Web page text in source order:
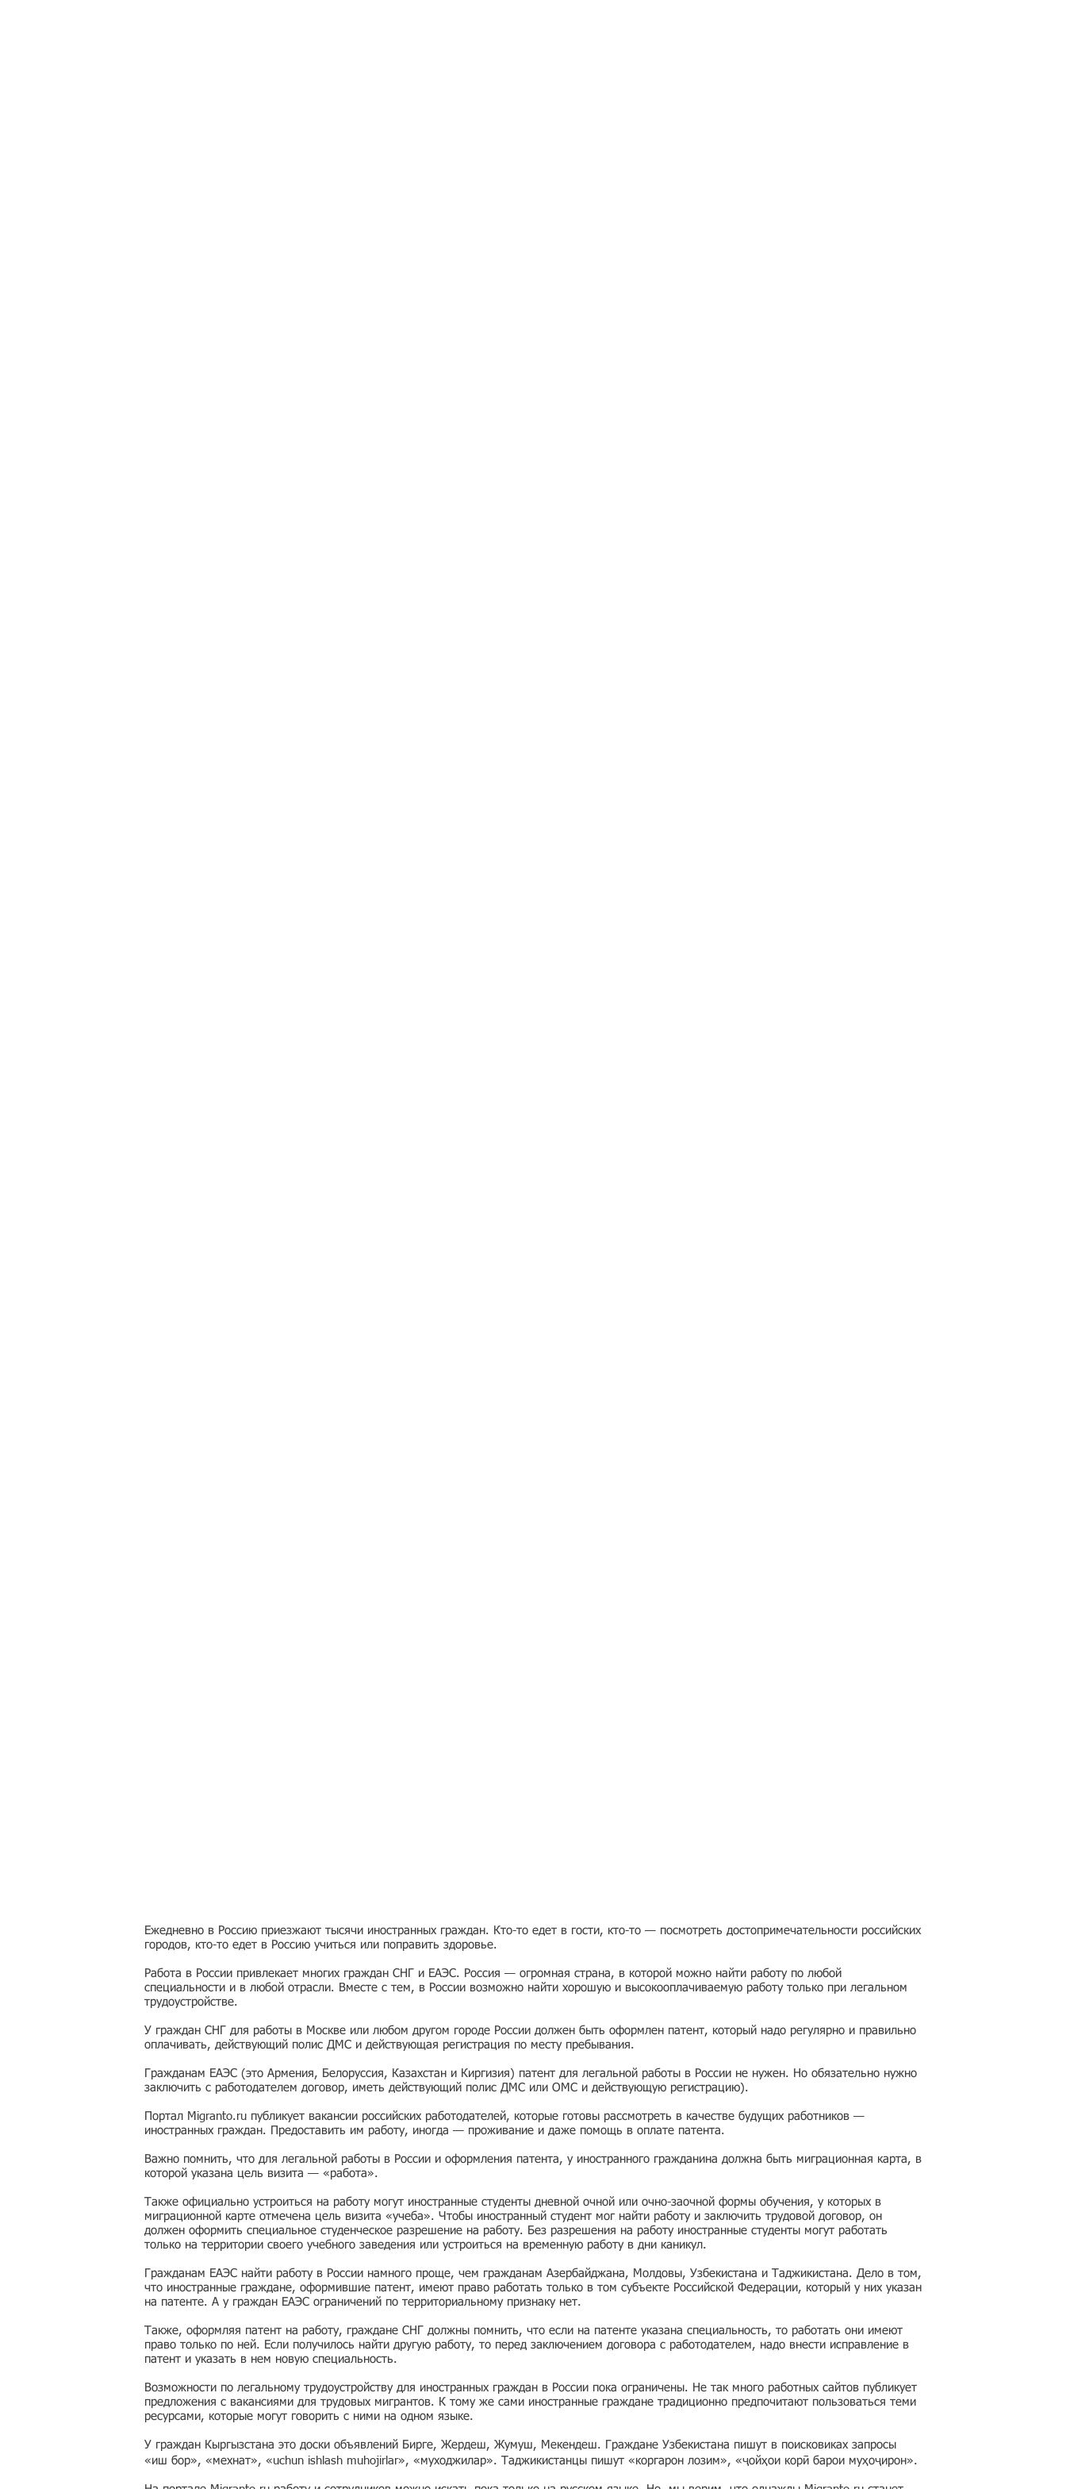
Ежедневно в Россию приезжают тысячи иностранных граждан. Кто-то едет в гости, кто-то — посмотреть достопримечательности российских
городов, кто-то едет в Россию учиться или поправить здоровье.
Работа в России привлекает многих граждан СНГ и ЕАЭС. Россия — огромная страна, в которой можно найти работу по любой
специальности и в любой отрасли. Вместе с тем, в России возможно найти хорошую и высокооплачиваемую работу только при легальном
трудоустройстве.
У граждан СНГ для работы в Москве или любом другом городе России должен быть оформлен патент, который надо регулярно и правильно
оплачивать, действующий полис ДМС и действующая регистрация по месту пребывания.
Гражданам ЕАЭС (это Армения, Белоруссия, Казахстан и Киргизия) патент для легальной работы в России не нужен. Но обязательно нужно
заключить с работодателем договор, иметь действующий полис ДМС или ОМС и действующую регистрацию).
Портал Migranto.ru публикует вакансии российских работодателей, которые готовы рассмотреть в качестве будущих работников —
иностранных граждан. Предоставить им работу, иногда — проживание и даже помощь в оплате патента.
Важно помнить, что для легальной работы в России и оформления патента, у иностранного гражданина должна быть миграционная карта, в
которой указана цель визита — «работа».
Также официально устроиться на работу могут иностранные студенты дневной очной или очно-заочной формы обучения, у которых в
миграционной карте отмечена цель визита «учеба». Чтобы иностранный студент мог найти работу и заключить трудовой договор, он
должен оформить специальное студенческое разрешение на работу. Без разрешения на работу иностранные студенты могут работать
только на территории своего учебного заведения или устроиться на временную работу в дни каникул.
Гражданам ЕАЭС найти работу в России намного проще, чем гражданам Азербайджана, Молдовы, Узбекистана и Таджикистана. Дело в том,
что иностранные граждане, оформившие патент, имеют право работать только в том субъекте Российской Федерации, который у них указан
на патенте. А у граждан ЕАЭС ограничений по территориальному признаку нет.
Также, оформляя патент на работу, граждане СНГ должны помнить, что если на патенте указана специальность, то работать они имеют
право только по ней. Если получилось найти другую работу, то перед заключением договора с работодателем, надо внести исправление в
патент и указать в нем новую специальность.
Возможности по легальному трудоустройству для иностранных граждан в России пока ограничены. Не так много работных сайтов публикует
предложения с вакансиями для трудовых мигрантов. К тому же сами иностранные граждане традиционно предпочитают пользоваться теми
ресурсами, которые могут говорить с ними на одном языке.
У граждан Кыргызстана это доски объявлений Бирге, Жердеш, Жумуш, Мекендеш. Граждане Узбекистана пишут в поисковиках запросы
«иш бор», «мехнат», «uchun ishlash muhojirlar», «муходжилар». Таджикистанцы пишут «коргарон лозим», «ҷойҳои корӣ барои муҳоҷирон».